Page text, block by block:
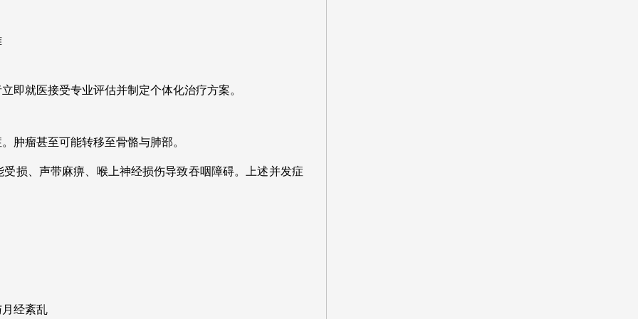
即就医接受专业评估并制定个体化治疗方案。
肿瘤甚至可能转移至骨骼与肺部。
损、声带麻痹、喉上神经损伤导致吞咽障碍。上述并发症
经紊乱